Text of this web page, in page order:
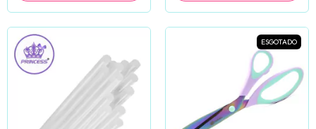
ESGOTADO